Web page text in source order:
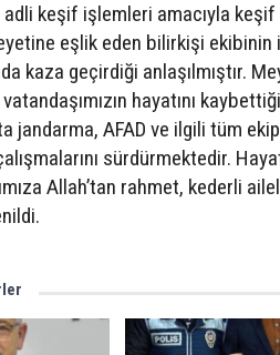
adli keşif işlemleri amacıyla
eşlik eden bilirkişi ekibinin
kaza geçirdiği anlaşılmıştır.
hayatını
jandarma, AFAD ve ilgili tüm
sürdürmektedir.
Allah’tan rahmet, kederli